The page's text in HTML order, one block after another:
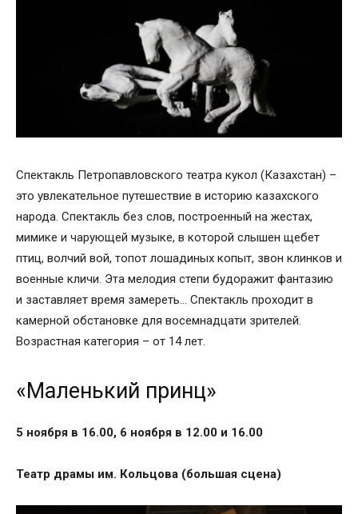
Спектакль Петропавловского театра кукол (Казахстан) –
это увлекательное путешествие в историю казахского
народа. Спектакль без слов, построенный на жестах,
мимике и чарующей музыке, в которой слышен щебет
птиц, волчий вой, топот лошадиных копыт, звон клинков и
военные кличи. Эта мелодия степи будоражит фантазию
и заставляет время замереть… Спектакль проходит в
камерной обстановке для восемнадцати зрителей.
Возрастная категория – от 14 лет.
«Маленький принц»
5 ноября в 16.00, 6 ноября в 12.00 и 16.00
Театр драмы им. Кольцова (большая сцена)